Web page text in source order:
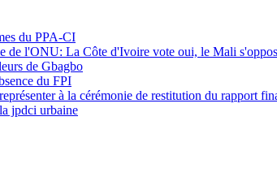
du PPA-CI
de l'ONU: La Côte d'Ivoire vote oui, le Mali
de Gbagbo
du FPI
à la cérémonie de restitution du rapport
jpdci urbaine